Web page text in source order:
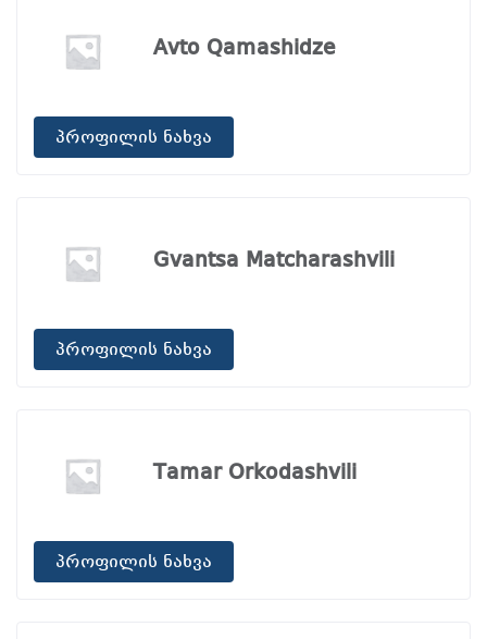
Avto Qamashidze
პროფილის ნახვა
Gvantsa Matcharashvili
პროფილის ნახვა
Tamar Orkodashvili
პროფილის ნახვა